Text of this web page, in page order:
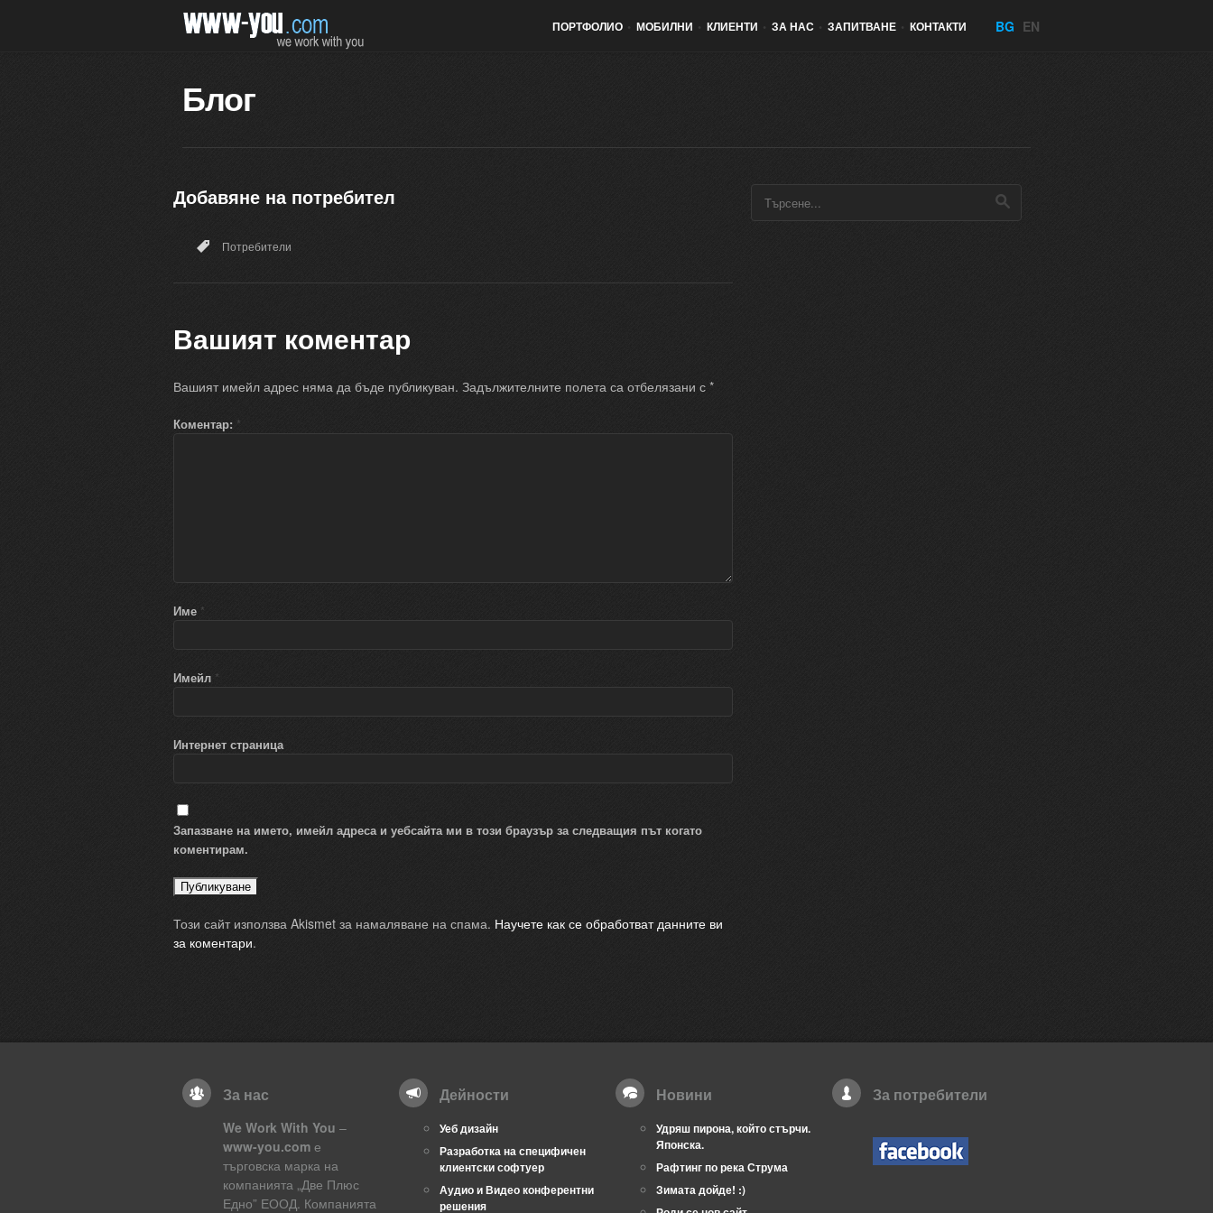
BG EN
ПОРТФОЛИО • МОБИЛНИ • КЛИЕНТИ • ЗА НАС • ЗАПИТВАНЕ • КОНТАКТИ
Блог
Добавяне на потребител
Потребители
Вашият коментар
Вашият имейл адрес няма да бъде публикуван. Задължителните полета са отбелязани с *
Коментар: *
Име *
Имейл *
Интернет страница
Запазване на името, имейл адреса и уебсайта ми в този браузър за следващия път когато
коментирам.
Този сайт използва Akismet за намаляване на спама. Научете как се обработват данните ви
за коментари.
За нас
We Work With You –
www-you.com е
търговска марка на
компанията „Две Плюс
Едно” ЕООД. Компанията
Дейности
Уеб дизайн
Разработка на специфичен
клиентски софтуер
Аудио и Видео конферентни
решения
Новини
Удряш пирона, който стърчи.
Японска.
Рафтинг по река Струма
Зимата дойде! :)
За потребители